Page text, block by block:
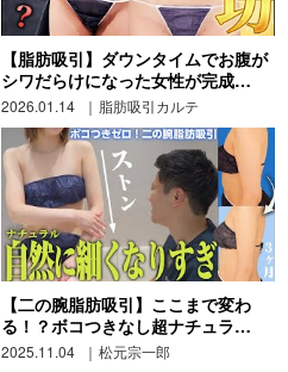
【脂肪吸引】ダウンタイムでお腹が
シワだらけになった女性が完成…
2026.01.14 脂肪吸引カルテ
【二の腕脂肪吸引】ここまで変わ
る！？ボコつきなし超ナチュラ…
2025.11.04 松元宗一郎